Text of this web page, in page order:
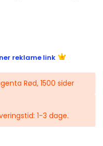
reklame link
Rød, 1500 sider
1-3 dage.